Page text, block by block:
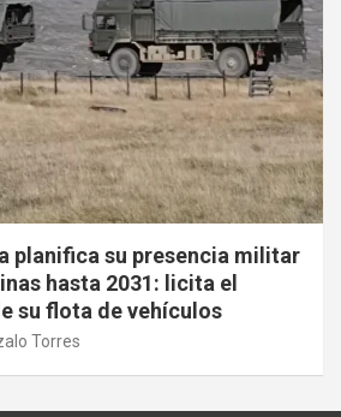
planifica su presencia militar
hasta 2031: licita el
su flota de vehículos
Torres